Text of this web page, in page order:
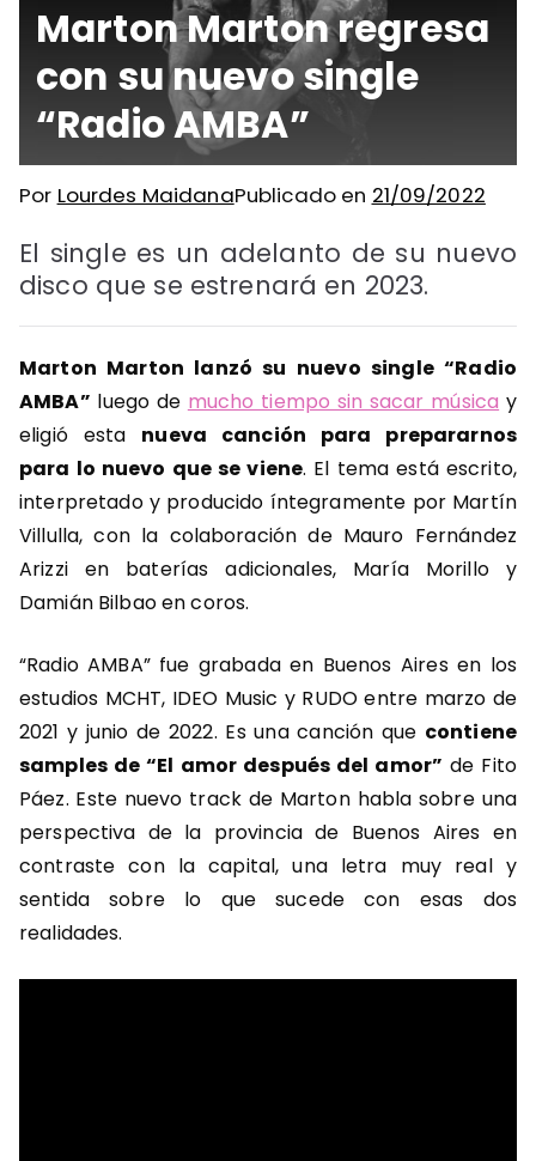
Marton Marton regresa
con su nuevo single
“Radio AMBA”
Por Lourdes MaidanaPublicado en 21/09/2022
El single es un adelanto de su nuevo
disco que se estrenará en 2023.
Marton Marton lanzó su nuevo single “Radio
AMBA” luego de mucho tiempo sin sacar música y
eligió esta nueva canción para prepararnos
para lo nuevo que se viene. El tema está escrito,
interpretado y producido íntegramente por Martín
Villulla, con la colaboración de Mauro Fernández
Arizzi en baterías adicionales, María Morillo y
Damián Bilbao en coros.
“Radio AMBA” fue grabada en Buenos Aires en los
estudios MCHT, IDEO Music y RUDO entre marzo de
2021 y junio de 2022. Es una canción que contiene
samples de “El amor después del amor” de Fito
Páez. Este nuevo track de Marton habla sobre una
perspectiva de la provincia de Buenos Aires en
contraste con la capital, una letra muy real y
sentida sobre lo que sucede con esas dos
realidades.